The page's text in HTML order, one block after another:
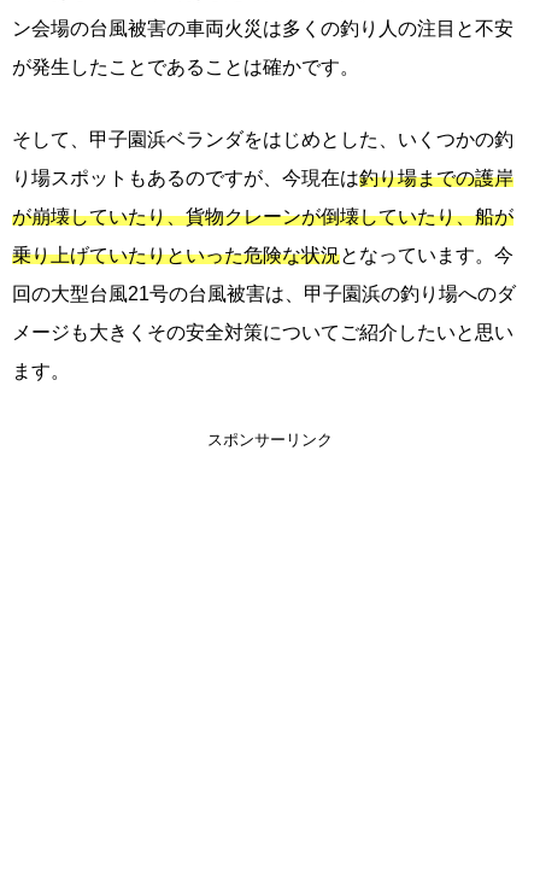
ン会場の台風被害の車両火災は多くの釣り人の注目と不安
が発生したことであることは確かです。
そして、甲子園浜ベランダをはじめとした、いくつかの釣
り場スポットもあるのですが、今現在は釣り場までの護岸
が崩壊していたり、貨物クレーンが倒壊していたり、船が
乗り上げていたりといった危険な状況となっています。今
回の大型台風21号の台風被害は、甲子園浜の釣り場へのダ
メージも大きくその安全対策についてご紹介したいと思い
ます。
スポンサーリンク